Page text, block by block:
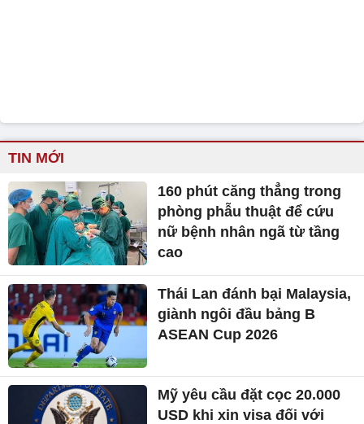
TIN MỚI
160 phút căng thẳng trong
phòng phẫu thuật để cứu
nữ bệnh nhân ngã từ tầng
cao
Thái Lan đánh bại Malaysia,
giành ngôi đầu bảng B
ASEAN Cup 2026
Mỹ yêu cầu đặt cọc 20.000
USD khi xin visa đối với